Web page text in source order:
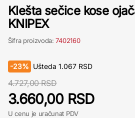
Klešta sečice kose
KNIPEX
Šifra proizvoda:7402160
-23% Ušteda 1.067 RSD
4.727,00 RSD
3.660,00 RSD
U cenu je uračunat PDV